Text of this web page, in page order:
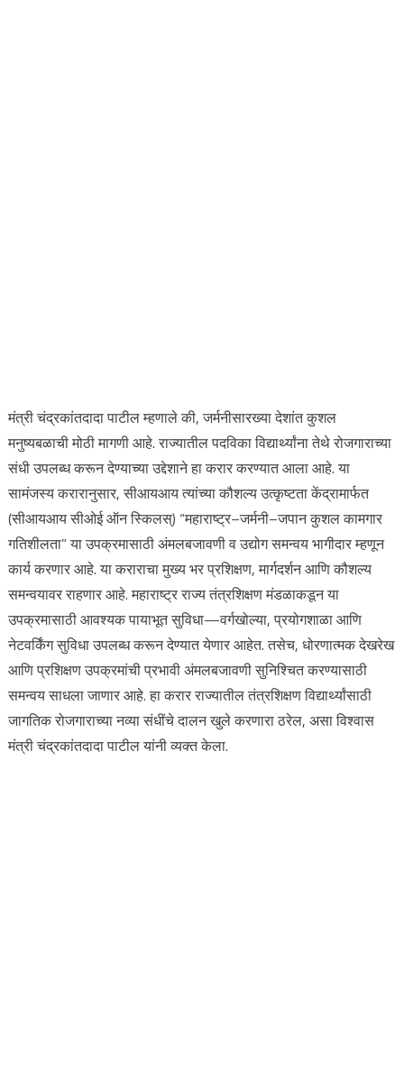
मंत्री चंद्रकांतदादा पाटील म्हणाले की, जर्मनीसारख्या देशांत कुशल
मनुष्यबळाची मोठी मागणी आहे. राज्यातील पदविका विद्यार्थ्यांना तेथे रोजगाराच्या
संधी उपलब्ध करून देण्याच्या उद्देशाने हा करार करण्यात आला आहे. या
सामंजस्य करारानुसार, सीआयआय त्यांच्या कौशल्य उत्कृष्टता केंद्रामार्फत
(सीआयआय सीओई ऑन स्किलस्) “महाराष्ट्र–जर्मनी–जपान कुशल कामगार
गतिशीलता” या उपक्रमासाठी अंमलबजावणी व उद्योग समन्वय भागीदार म्हणून
कार्य करणार आहे. या कराराचा मुख्य भर प्रशिक्षण, मार्गदर्शन आणि कौशल्य
समन्वयावर राहणार आहे. महाराष्ट्र राज्य तंत्रशिक्षण मंडळाकडून या
उपक्रमासाठी आवश्यक पायाभूत सुविधा—वर्गखोल्या, प्रयोगशाळा आणि
नेटवर्किंग सुविधा उपलब्ध करून देण्यात येणार आहेत. तसेच, धोरणात्मक देखरेख
आणि प्रशिक्षण उपक्रमांची प्रभावी अंमलबजावणी सुनिश्चित करण्यासाठी
समन्वय साधला जाणार आहे. हा करार राज्यातील तंत्रशिक्षण विद्यार्थ्यांसाठी
जागतिक रोजगाराच्या नव्या संधींचे दालन खुले करणारा ठरेल, असा विश्वास
मंत्री चंद्रकांतदादा पाटील यांनी व्यक्त केला.